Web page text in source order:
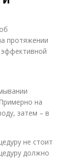
протяжении
на
затем – в
не стоит
должно